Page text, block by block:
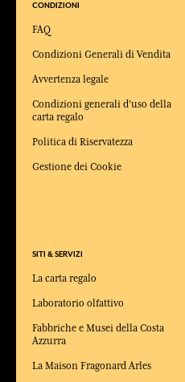
CONDIZIONI
FAQ
Condizioni Generali di Vendita
Avvertenza legale
Condizioni generali d'uso della
carta regalo
Politica di Riservatezza
Gestione dei Cookie
SITI & SERVIZI
La carta regalo
Laboratorio olfattivo
Fabbriche e Musei della Costa
Azzurra
La Maison Fragonard Arles